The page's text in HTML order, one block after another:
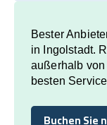
Bester
in Ingolstadt.
außerhalb
besten
Buchen Sie